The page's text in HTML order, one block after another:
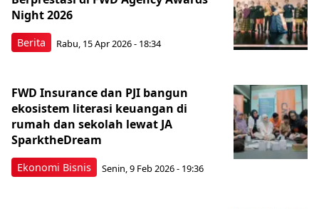
Berita
Night 2026
Rabu, 15 Apr 2026 - 18:34
Ekonomi Bisnis
FWD Insurance dan PJI bangun
ekosistem literasi keuangan di
rumah dan sekolah lewat JA
SparktheDream
Senin, 9 Feb 2026 - 19:36